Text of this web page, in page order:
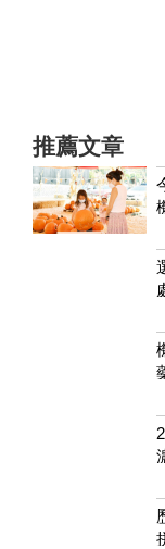
推薦文章